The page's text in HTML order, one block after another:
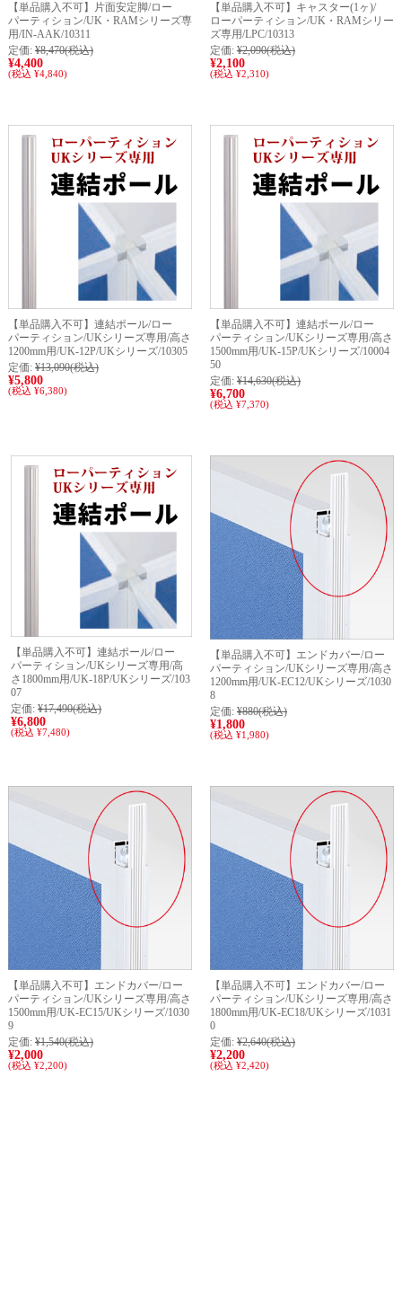
【単品購入不可】片面安定脚/ロー
パーティション/UK・RAMシリーズ専
用/IN-AAK/10311
定価: ¥8,470(税込)
¥4,400
(税込 ¥4,840)
【単品購入不可】キャスター(1ヶ)/
ローパーティション/UK・RAMシリー
ズ専用/LPC/10313
定価: ¥2,090(税込)
¥2,100
(税込 ¥2,310)
【単品購入不可】連結ポール/ロー
パーティション/UKシリーズ専用/高さ
1200mm用/UK-12P/UKシリーズ/10305
定価: ¥13,090(税込)
¥5,800
(税込 ¥6,380)
【単品購入不可】連結ポール/ロー
パーティション/UKシリーズ専用/高さ
1500mm用/UK-15P/UKシリーズ/10004
50
定価: ¥14,630(税込)
¥6,700
(税込 ¥7,370)
【単品購入不可】連結ポール/ロー
パーティション/UKシリーズ専用/高
さ1800mm用/UK-18P/UKシリーズ/103
07
定価: ¥17,490(税込)
¥6,800
(税込 ¥7,480)
【単品購入不可】エンドカバー/ロー
パーティション/UKシリーズ専用/高さ
1200mm用/UK-EC12/UKシリーズ/1030
8
定価: ¥880(税込)
¥1,800
(税込 ¥1,980)
【単品購入不可】エンドカバー/ロー
パーティション/UKシリーズ専用/高さ
1500mm用/UK-EC15/UKシリーズ/1030
9
定価: ¥1,540(税込)
¥2,000
(税込 ¥2,200)
【単品購入不可】エンドカバー/ロー
パーティション/UKシリーズ専用/高さ
1800mm用/UK-EC18/UKシリーズ/1031
0
定価: ¥2,640(税込)
¥2,200
(税込 ¥2,420)